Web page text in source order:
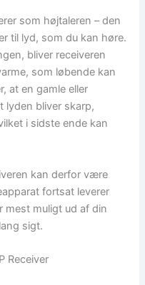
som højtaleren – den
til lyd, som du kan høre.
bliver receiveren
som løbende kan
at en gamle eller
lyden bliver skarp,
i sidste ende kan
kan derfor være
fortsat leverer
mest muligt ud af din
sigt.
Receiver